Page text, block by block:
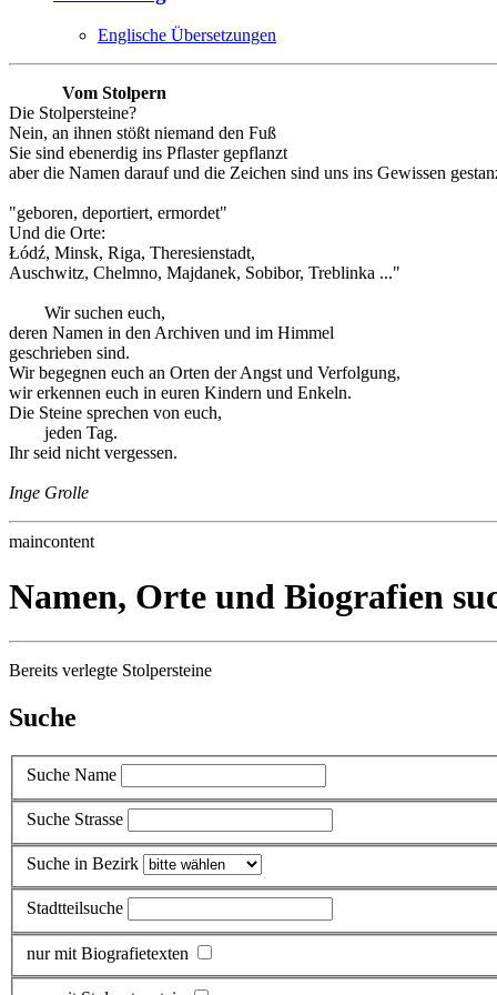
Englische Übersetzungen
Vom Stolpern
Die Stolpersteine?
Nein, an ihnen stößt niemand den Fuß
Sie sind ebenerdig ins Pflaster gepflanzt
aber die Namen darauf und die Zeichen sind uns ins Gewissen
"geboren, deportiert, ermordet"
Und die Orte:
Łódź, Minsk, Riga, Theresienstadt,
Auschwitz, Chelmno, Majdanek, Sobibor, Treblinka ..."
Wir suchen euch,
deren Namen in den Archiven und im Himmel
geschrieben sind.
Wir begegnen euch an Orten der Angst und Verfolgung,
wir erkennen euch in euren Kindern und Enkeln.
Die Steine sprechen von euch,
jeden Tag.
Ihr seid nicht vergessen.
Inge Grolle
maincontent
Namen, Orte und Biografien
Bereits verlegte Stolpersteine
Suche
Suche Name
Suche Strasse
Suche in Bezirk
Stadtteilsuche
nur mit Biografietexten